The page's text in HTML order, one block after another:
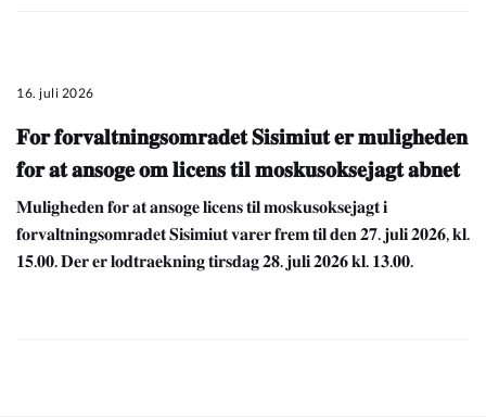
16. juli 2026
𝐅𝐨𝐫 𝐟𝐨𝐫𝐯𝐚𝐥𝐭𝐧𝐢𝐧𝐠𝐬𝐨𝐦𝐫𝐚𝐝𝐞𝐭 𝐒𝐢𝐬𝐢𝐦𝐢𝐮𝐭 𝐞𝐫 𝐦𝐮𝐥𝐢𝐠𝐡𝐞𝐝𝐞𝐧
𝐟𝐨𝐫 𝐚𝐭 𝐚𝐧𝐬𝐨𝐠𝐞 𝐨𝐦 𝐥𝐢𝐜𝐞𝐧𝐬 𝐭𝐢𝐥 𝐦𝐨𝐬𝐤𝐮𝐬𝐨𝐤𝐬𝐞𝐣𝐚𝐠𝐭 𝐚𝐛𝐧𝐞𝐭
𝐌𝐮𝐥𝐢𝐠𝐡𝐞𝐝𝐞𝐧 𝐟𝐨𝐫 𝐚𝐭 𝐚𝐧𝐬𝐨𝐠𝐞 𝐥𝐢𝐜𝐞𝐧𝐬 𝐭𝐢𝐥 𝐦𝐨𝐬𝐤𝐮𝐬𝐨𝐤𝐬𝐞𝐣𝐚𝐠𝐭 𝐢
𝐟𝐨𝐫𝐯𝐚𝐥𝐭𝐧𝐢𝐧𝐠𝐬𝐨𝐦𝐫𝐚𝐝𝐞𝐭 𝐒𝐢𝐬𝐢𝐦𝐢𝐮𝐭 𝐯𝐚𝐫𝐞𝐫 𝐟𝐫𝐞𝐦 𝐭𝐢𝐥 𝐝𝐞𝐧 𝟐𝟕. 𝐣𝐮𝐥𝐢 𝟐𝟎𝟐𝟔, 𝐤𝐥.
𝟏𝟓.𝟎𝟎. 𝐃𝐞𝐫 𝐞𝐫 𝐥𝐨𝐝𝐭𝐫𝐚𝐞𝐤𝐧𝐢𝐧𝐠 𝐭𝐢𝐫𝐬𝐝𝐚𝐠 𝟐𝟖. 𝐣𝐮𝐥𝐢 𝟐𝟎𝟐𝟔 𝐤𝐥. 𝟏𝟑.𝟎𝟎.